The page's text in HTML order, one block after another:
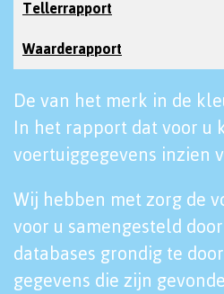
Tellerrapport
Waarderapport
De van het merk in de
In het rapport dat voor u
voertuiggegevens inzien
Wij hebben met zorg de
voor u samengesteld
databases grondig te
gegevens die zijn